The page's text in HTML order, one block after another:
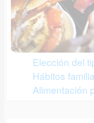
Elección del
Hábitos
Alimentación